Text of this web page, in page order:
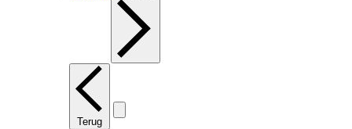
Terug